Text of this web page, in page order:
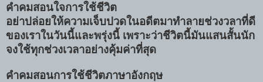
คำคมสอนใจการใช้ชีวิต
อย่าปล่อยให้ความเจ็บปวดในอดีตมาทำลายช่วงวลาที่ดี
ของเราในวันนี้และพรุ่งนี้ เพราะว่าชีวิตนี้มันแสนสั้นนัก
จงใช้ทุกช่วงเวลาอย่างคุ้มค่าที่สุด
คำคมสอนการใช้ชีวิตภาษาอังกฤษ